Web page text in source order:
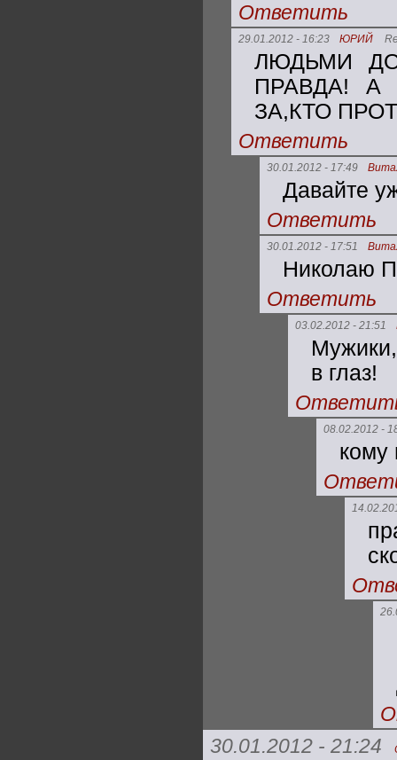
Ответить
29.01.2012 - 16:23 ЮРИЙ
ЛЮДЬМИ
ПРАВДА! А
ЗА,КТО
Ответить
30.01.2012 - 17:49
Давайте
Ответить
30.01.2012 - 17:51
Николаю
Ответить
03.02.2012 - 21:51
в глаз!
08.02.2012 -
кому
30.01.2012 - 21:24